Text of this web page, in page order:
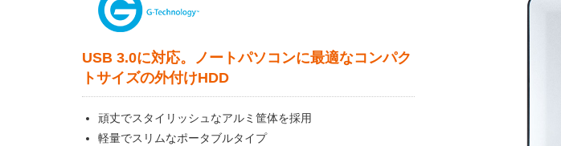
USB 3.0に対応。ノートパソコンに最適なコンパク
トサイズの外付けHDD
頑丈でスタイリッシュなアルミ筐体を採用
軽量でスリムなポータブルタイプ